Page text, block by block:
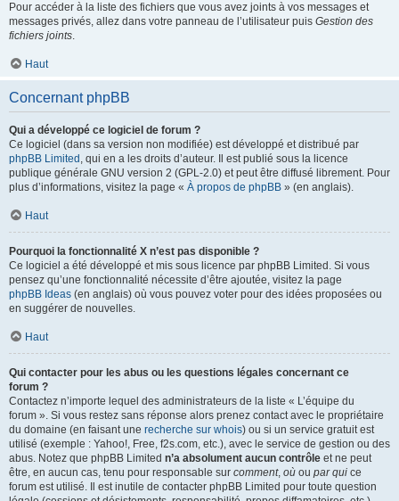
Pour accéder à la liste des fichiers que vous avez joints à vos messages et
messages privés, allez dans votre panneau de l’utilisateur puis Gestion des
fichiers joints.
Haut
Concernant phpBB
Qui a développé ce logiciel de forum ?
Ce logiciel (dans sa version non modifiée) est développé et distribué par
phpBB Limited , qui en a les droits d’auteur. Il est publié sous la licence
publique générale GNU version 2 (GPL-2.0) et peut être diffusé librement. Pour
plus d’informations, visitez la page « À propos de phpBB » (en anglais).
Haut
Pourquoi la fonctionnalité X n’est pas disponible ?
Ce logiciel a été développé et mis sous licence par phpBB Limited. Si vous
pensez qu’une fonctionnalité nécessite d’être ajoutée, visitez la page
phpBB Ideas (en anglais) où vous pouvez voter pour des idées proposées ou
en suggérer de nouvelles.
Haut
Qui contacter pour les abus ou les questions légales concernant ce
forum ?
Contactez n’importe lequel des administrateurs de la liste « L’équipe du
forum ». Si vous restez sans réponse alors prenez contact avec le propriétaire
du domaine (en faisant une recherche sur whois) ou si un service gratuit est
utilisé (exemple : Yahoo!, Free, f2s.com, etc.), avec le service de gestion ou des
abus. Notez que phpBB Limited n’a absolument aucun contrôle et ne peut
être, en aucun cas, tenu pour responsable sur comment, où ou par qui ce
forum est utilisé. Il est inutile de contacter phpBB Limited pour toute question